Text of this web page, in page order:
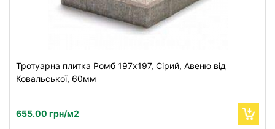
Тротуарна плитка Ромб 197x197, Сірий, Авеню від
Ковальської, 60мм
655.00 грн/м2